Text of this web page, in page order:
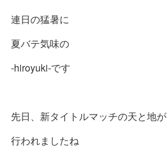
連日の猛暑に
夏バテ気味の
-hiroyuki-です
先日、新タイトルマッチの天と地が
行われましたね